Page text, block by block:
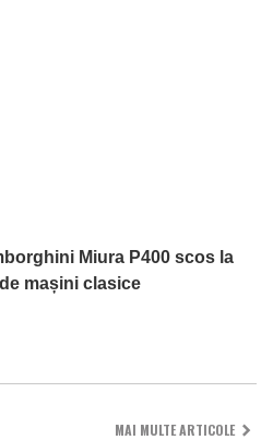
Miura P400 scos la
mașini clasice
MAI MULTE ARTICOLE